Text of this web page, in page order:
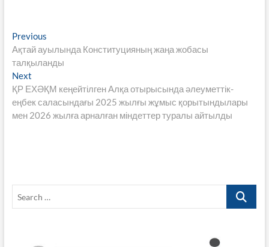
b
o
o
k
er
s
p
p
gr
m
y
n
k
e
Навигация
по
записям
PreviousPrevious
post:
Ақтай ауылында Конституцияның жаңа жобасы
талқыланды
NextNext
post:
ҚР ЕХӘҚМ кеңейтілген Алқа отырысында әлеуметтік-
еңбек саласындағы 2025 жылғы жұмыс қорытындылары
мен 2026 жылға арналған міндеттер туралы айтылды
Search